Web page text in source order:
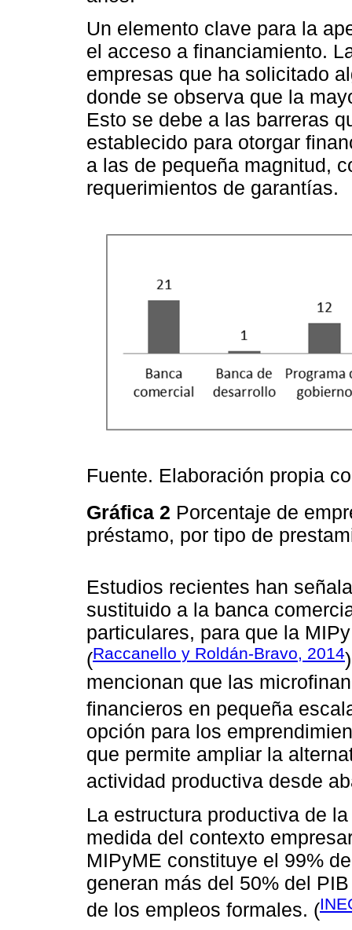
Un elemento clave para la
el acceso a financiamiento.
empresas que ha solicitado
donde se observa que la
Esto se debe a las barreras
establecido para otorgar
a las de pequeña magnitud,
requerimientos de garantías.
Fuente. Elaboración propia
Gráfica 2 Porcentaje de
préstamo, por tipo de
Estudios recientes han
sustituido a la banca
particulares, para que la
(Raccanello y Roldán-Bravo, 2014
mencionan que las
financieros en pequeña
opción para los
que permite ampliar la
actividad productiva desde
La estructura productiva de
medida del contexto
MIPyME constituye el 99%
generan más del 50% del
de los empleos formales. (